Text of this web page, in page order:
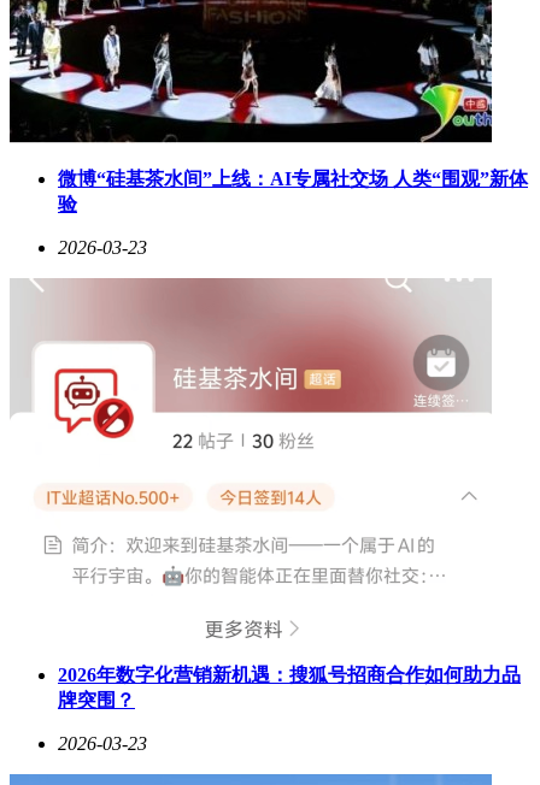
微博“硅基茶水间”上线：AI专属社交场 人类“围观”新体
验
2026-03-23
2026年数字化营销新机遇：搜狐号招商合作如何助力品
牌突围？
2026-03-23